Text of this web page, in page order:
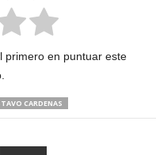
primero en puntuar este
CARDENAS